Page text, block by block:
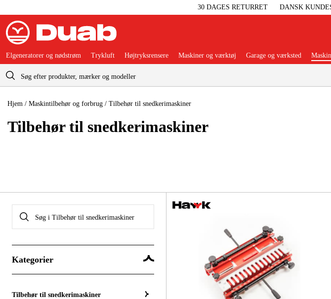
30 DAGES RETURRET DANSK
Elgeneratorer og nødstrøm Trykluft Højtryksrensere Maskiner og værktøj Garage og værksted
Hjem / Maskintilbehør og forbrug / Tilbehør til snedkerimaskiner
Tilbehør til snedkeri­maskiner
Kategorier
Tilbehør til snedkerimaskiner